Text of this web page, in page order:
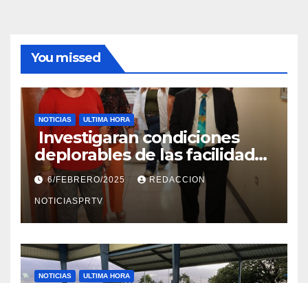
You missed
NOTICIAS ULTIMA HORA
Investigaran condiciones
deplorables de las facilidades
el Departamento de la Salud
en Mayagüez
6/FEBRERO/2025 REDACCION
NOTICIASPRTV
NOTICIAS ULTIMA HORA